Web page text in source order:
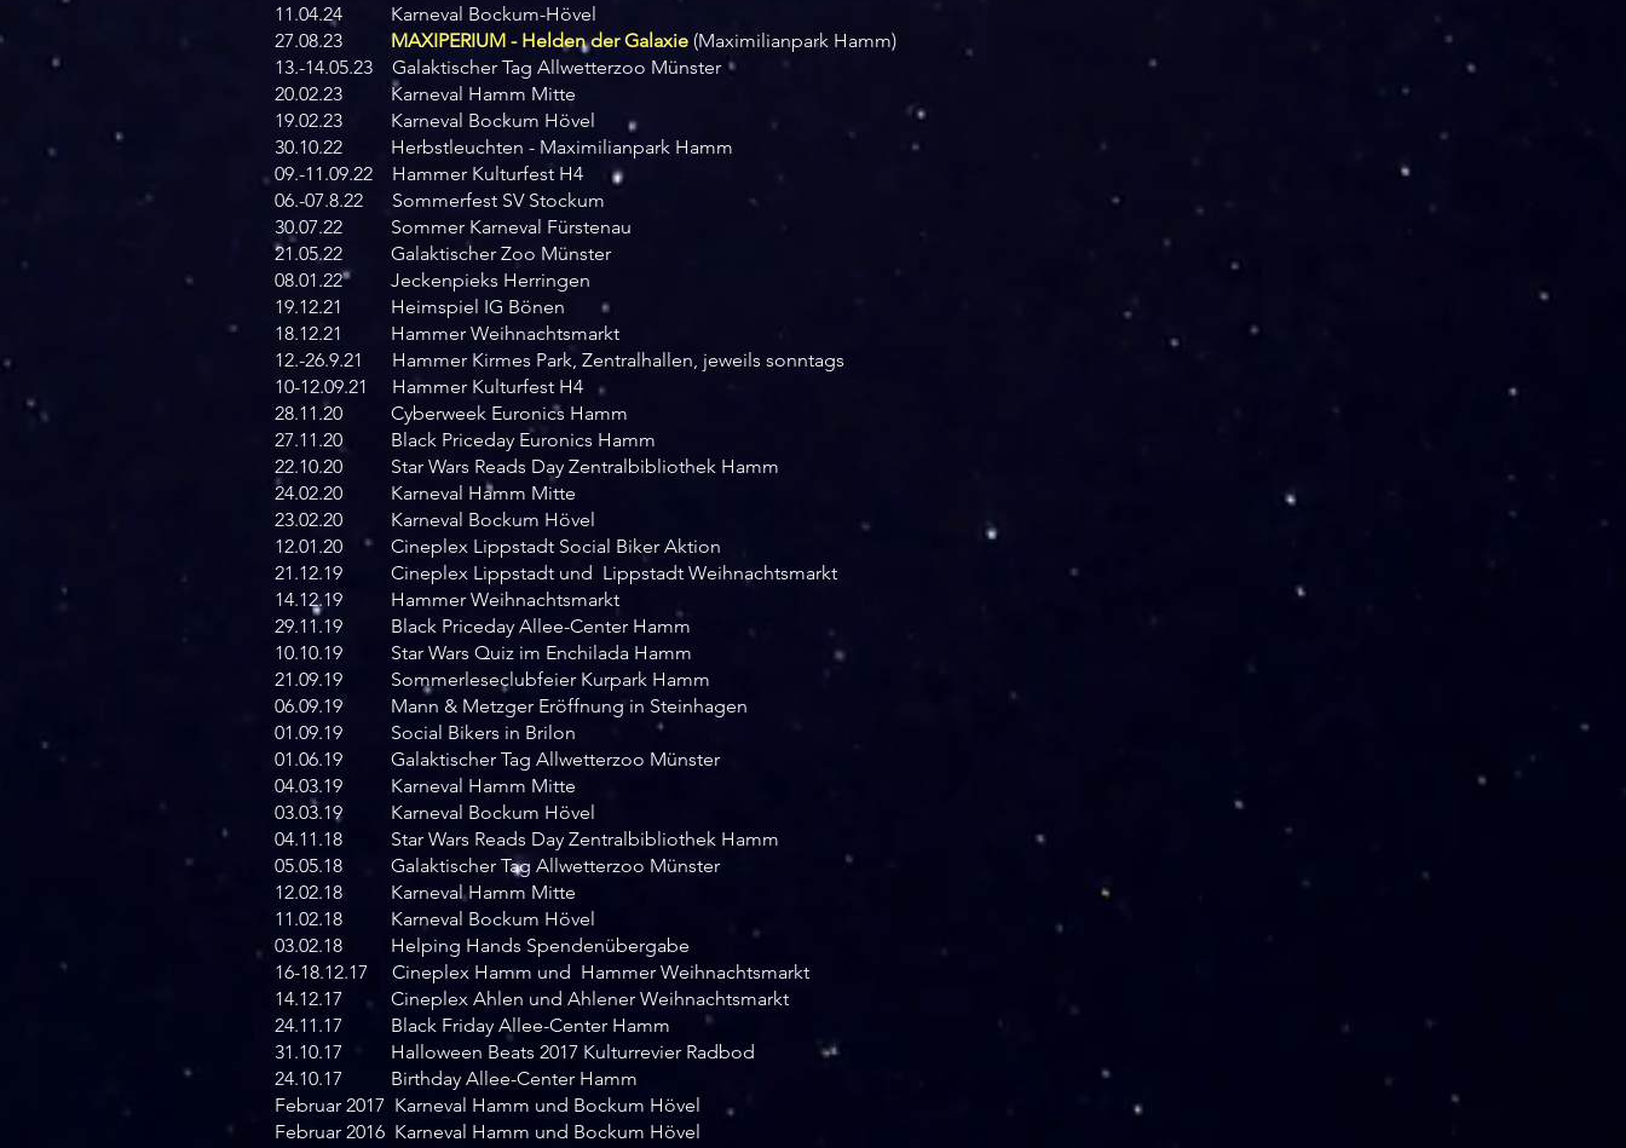
11.04.24 Karneval Bockum-Hövel
27.08.23 MAXIPERIUM - Helden der Galaxie (Maximilianpark Hamm)
13.-14.05.23 Galaktischer Tag Allwetterzoo Münster
20.02.23 Karneval Hamm Mitte
19.02.23 Karneval Bockum Hövel
30.10.22 Herbstleuchten - Maximilianpark Hamm
09.-11.09.22 Hammer Kulturfest H4
06.-07.8.22 Sommerfest SV Stockum
30.07.22 Sommer Karneval Fürstenau
21.05.22 Galaktischer Zoo Münster
08.01.22 Jeckenpieks Herringen
19.12.21 Heimspiel IG Bönen
18.12.21 Hammer Weihnachtsmarkt
12.-26.9.21 Hammer Kirmes Park, Zentralhallen, jeweils sonntags
10-12.09.21 Hammer Kulturfest H4
28.11.20 Cyberweek Euronics Hamm
27.11.20 Black Priceday Euronics Hamm
22.10.20 Star Wars Reads Day Zentralbibliothek Hamm
24.02.20 Karneval Hamm Mitte
23.02.20 Karneval Bockum Hövel
12.01.20 Cineplex Lippstadt Social Biker Aktion
21.12.19 Cineplex Lippstadt und Lippstadt Weihnachtsmarkt
14.12.19 Hammer Weihnachtsmarkt
29.11.19 Black Priceday Allee-Center Hamm
10.10.19 Star Wars Quiz im Enchilada Hamm
21.09.19 Sommerleseclubfeier Kurpark Hamm
06.09.19 Mann & Metzger Eröffnung in Steinhagen
01.09.19 Social Bikers in Brilon
01.06.19 Galaktischer Tag Allwetterzoo Münster
04.03.19 Karneval Hamm Mitte
03.03.19 Karneval Bockum Hövel
04.11.18 Star Wars Reads Day Zentralbibliothek Hamm
05.05.18 Galaktischer Tag Allwetterzoo Münster
12.02.18 Karneval Hamm Mitte
11.02.18 Karneval Bockum Hövel
03.02.18 Helping Hands Spendenübergabe
16-18.12.17 Cineplex Hamm und Hammer Weihnachtsmarkt
14.12.17 Cineplex Ahlen und Ahlener Weihnachtsmarkt
24.11.17 Black Friday Allee-Center Hamm
31.10.17 Halloween Beats 2017 Kulturrevier Radbod
24.10.17 Birthday Allee-Center Hamm
Februar 2017 Karneval Hamm und Bockum Hövel
Februar 2016 Karneval Hamm und Bockum Hövel